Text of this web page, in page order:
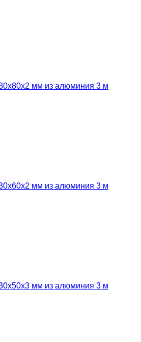
мм из алюминия 3 м
мм из алюминия 3 м
мм из алюминия 3 м